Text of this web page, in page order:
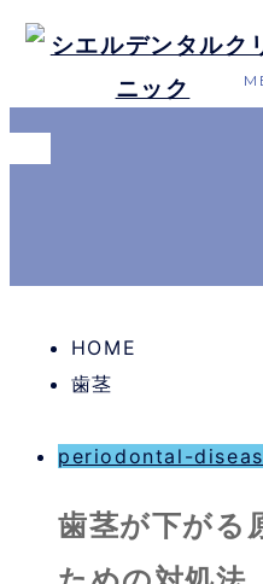
HOME
歯茎
periodontal-
歯茎が下がる